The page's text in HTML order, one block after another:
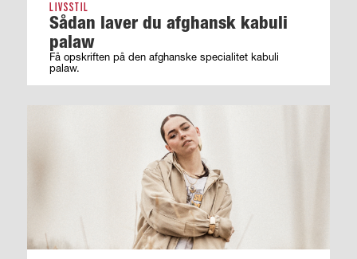
LIVSSTIL
Sådan laver du afghansk kabuli
palaw
Få opskriften på den afghanske specialitet kabuli
palaw.